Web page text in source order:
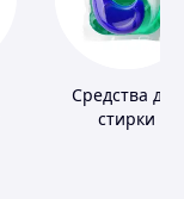
Средства для
стирки